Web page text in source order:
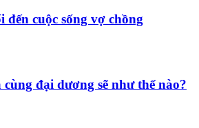
đến cuộc sống vợ chồng
đại dương sẽ như thế nào?